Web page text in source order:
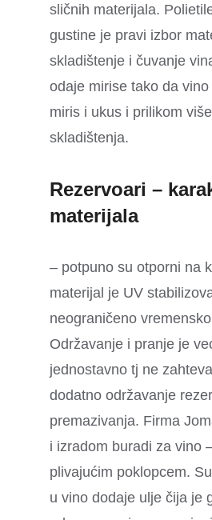
sličnih materijala.
gustine je pravi izbor
skladištenje i čuvanje
odaje mirise tako da
miris i ukus i prilikom
skladištenja.
Rezervoari –
materijala
– potpuno su otporni na
materijal je UV
neograničeno
Održavanje i pranje je
jednostavno tj ne
dodatno održavanje
premazivanja. Firma
i izradom buradi za vino
plivajućim poklopcem.
u vino dodaje ulje čija je